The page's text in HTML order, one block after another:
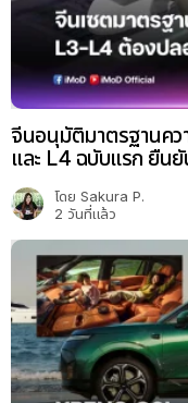
จีนอนุมัติมาตรฐานคว
และ L4 ฉบับแรก ยืน
โดย Sakura P.
2 วันที่แล้ว